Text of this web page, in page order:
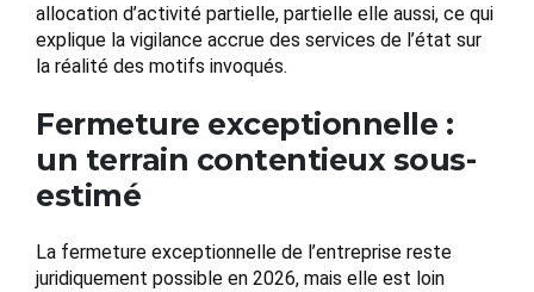
allocation d’activité partielle, partielle elle aussi, ce qui
explique la vigilance accrue des services de l’état sur
la réalité des motifs invoqués.
Fermeture exceptionnelle :
un terrain contentieux sous-
estimé
La fermeture exceptionnelle de l’entreprise reste
juridiquement possible en 2026, mais elle est loin